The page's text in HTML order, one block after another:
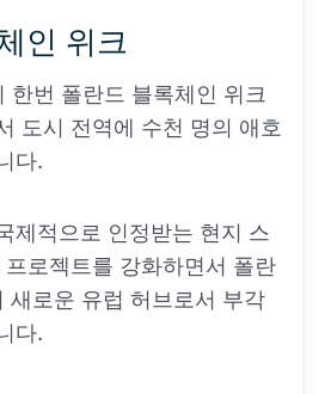
인 위크
번 폴란드 블록체인 위크
도시 전역에 수천 명의 애호
다.
제적으로 인정받는 현지 스
로젝트를 강화하면서 폴란
새로운 유럽 허브로서 부각
다.